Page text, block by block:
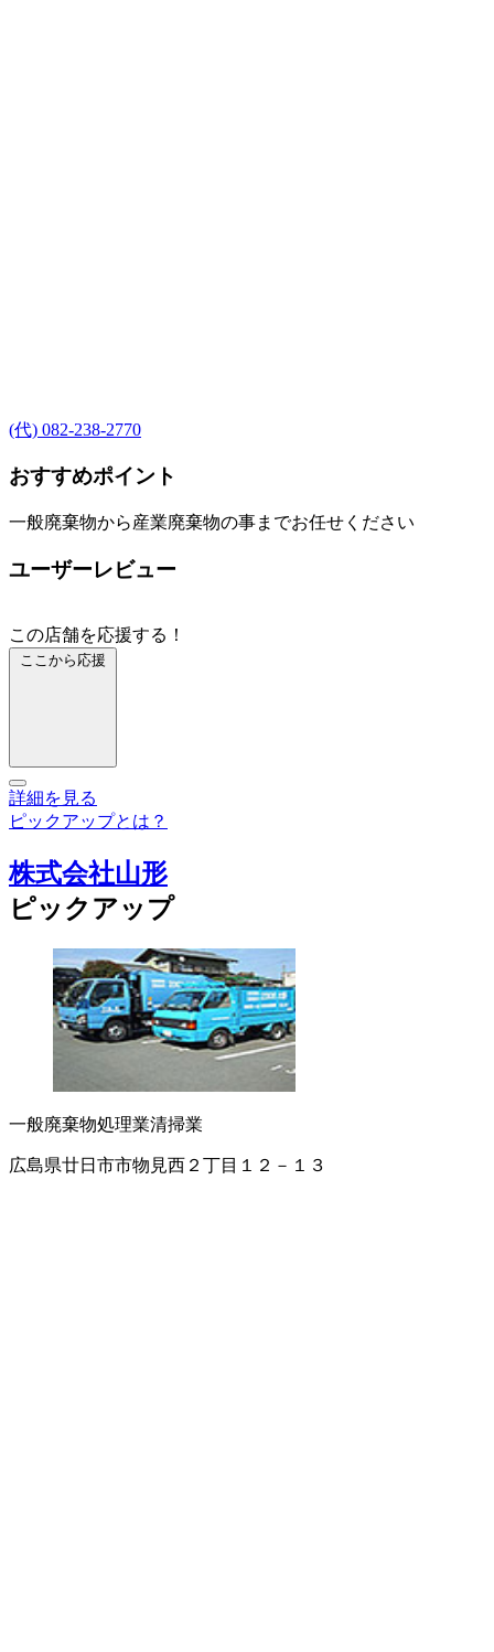
(代) 082-238-2770
おすすめポイント
一般廃棄物から産業廃棄物の事までお任せください
ユーザーレビュー
この店舗を応援する！
ここから応援
詳細を見る
ピックアップとは？
株式会社山形
ピックアップ
一般廃棄物処理業清掃業
広島県廿日市市物見西２丁目１２－１３